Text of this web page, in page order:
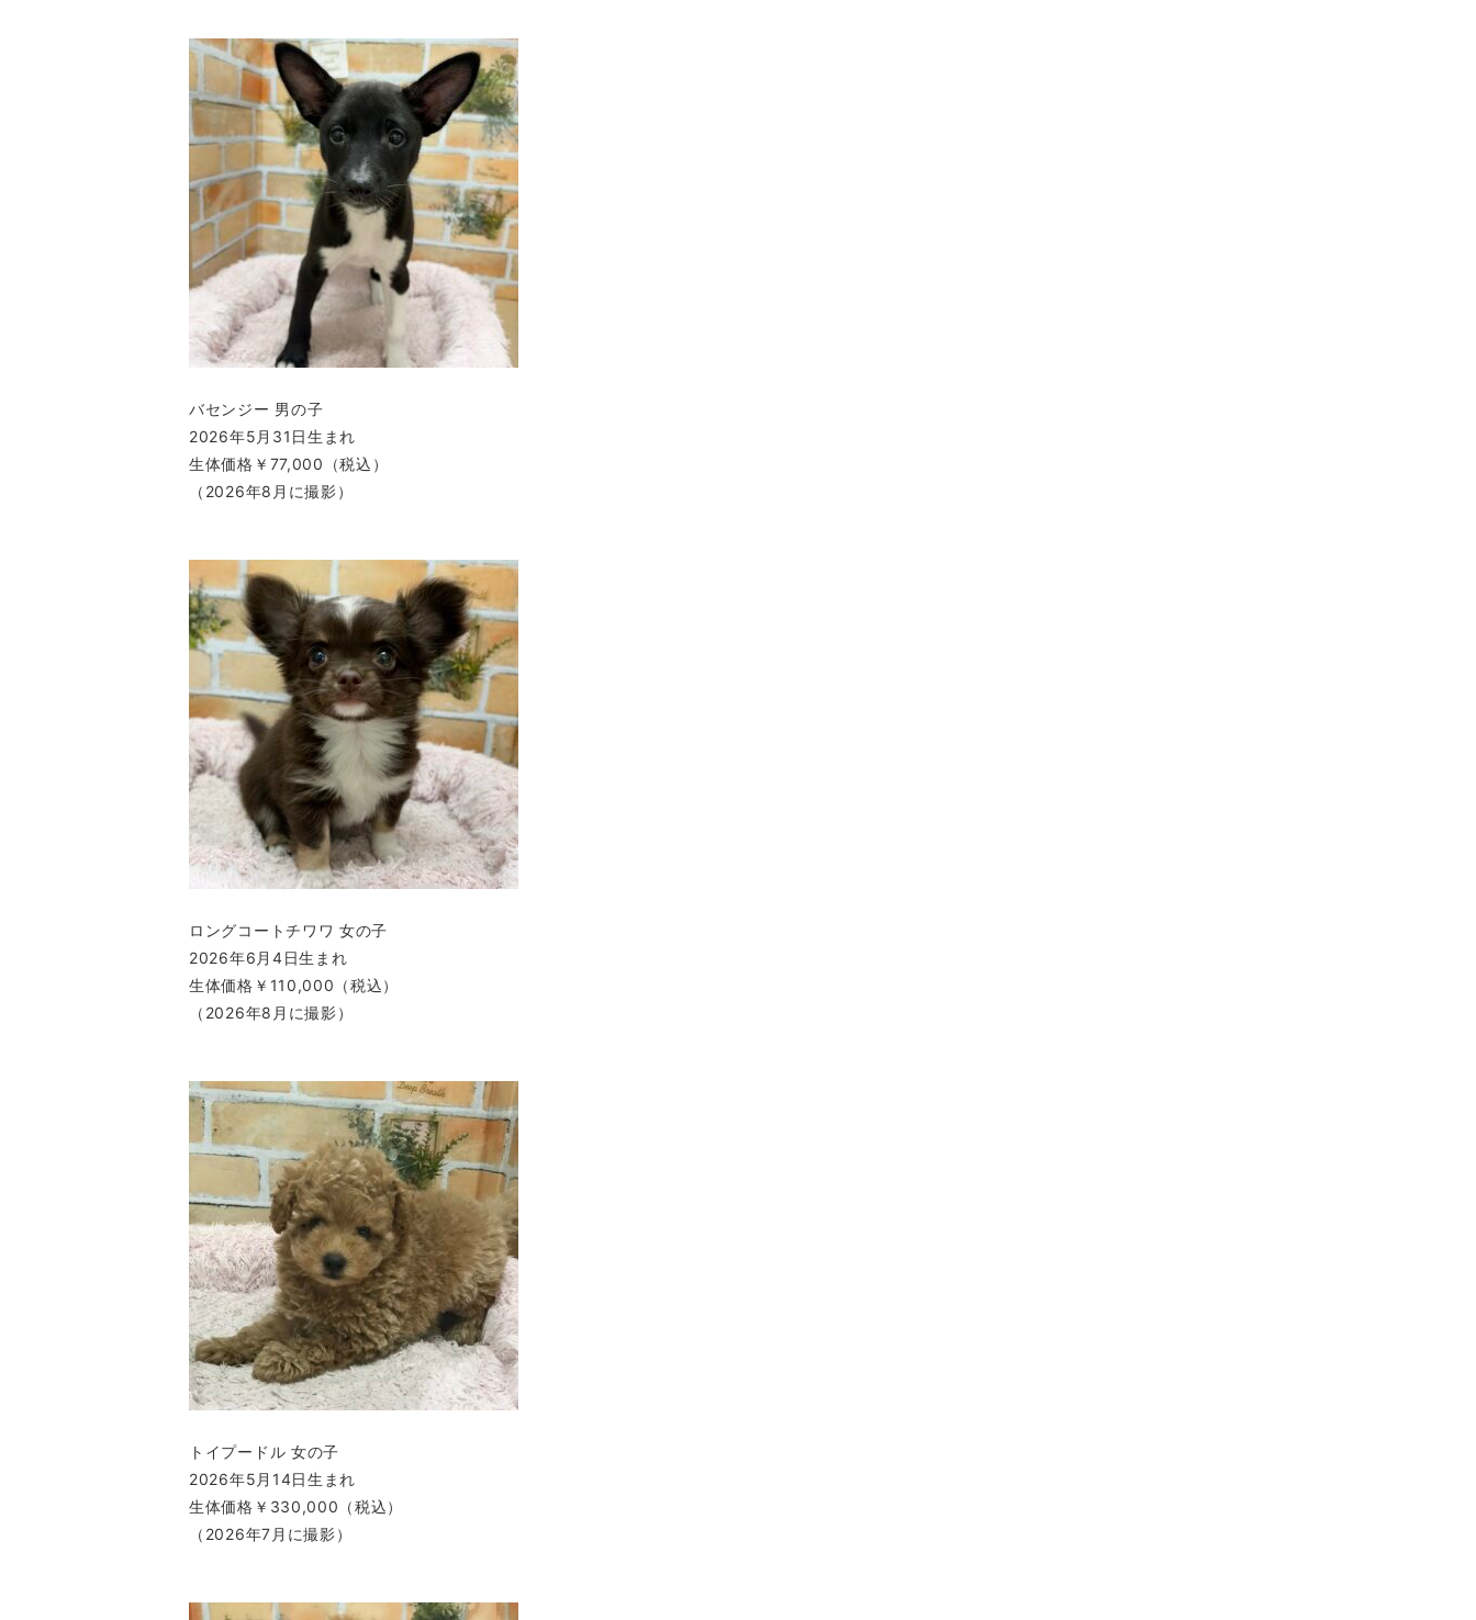
バセンジー 男の子
2026年5月31日生まれ
生体価格￥77,000（税込）
（2026年8月に撮影）
ロングコートチワワ 女の子
2026年6月4日生まれ
生体価格￥110,000（税込）
（2026年8月に撮影）
トイプードル 女の子
2026年5月14日生まれ
生体価格￥330,000（税込）
（2026年7月に撮影）